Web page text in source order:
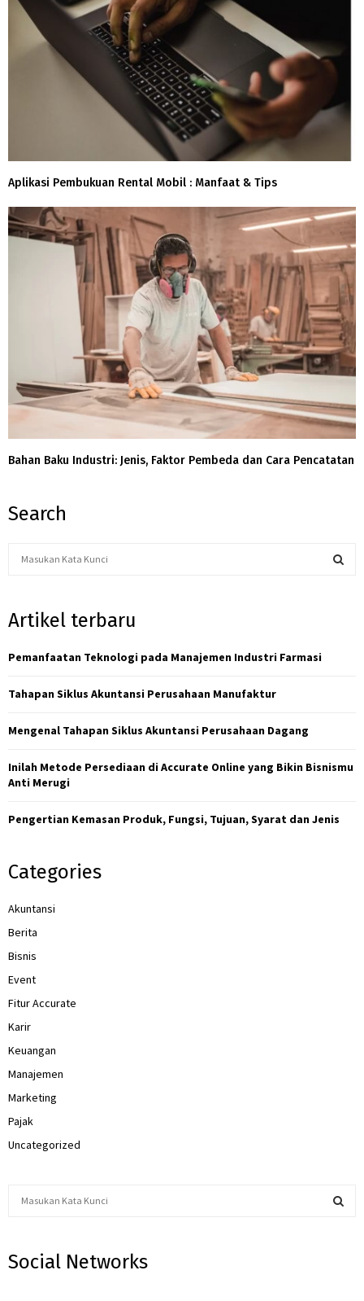
Aplikasi Pembukuan Rental Mobil : Manfaat & Tips
Bahan Baku Industri: Jenis, Faktor Pembeda dan Cara Pencatatan
Search
c
f
r
Artikel terbaru
Pemanfaatan Teknologi pada Manajemen Industri Farmasi
Tahapan Siklus Akuntansi Perusahaan Manufaktur
Mengenal Tahapan Siklus Akuntansi Perusahaan Dagang
Inilah Metode Persediaan di Accurate Online yang Bikin Bisnismu
Anti Merugi
Pengertian Kemasan Produk, Fungsi, Tujuan, Syarat dan Jenis
Categories
Akuntansi
Berita
Bisnis
Event
Fitur Accurate
Karir
Keuangan
Manajemen
Marketing
Pajak
Uncategorized
c
Social Networks